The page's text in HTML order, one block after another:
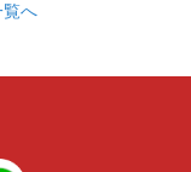
覧へ